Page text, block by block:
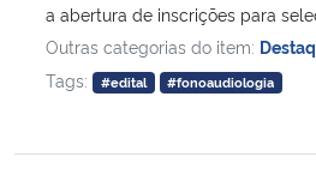
a abertura de inscrições para
Outras categorias do item:
Tags:
#edital #fonoaudiologia